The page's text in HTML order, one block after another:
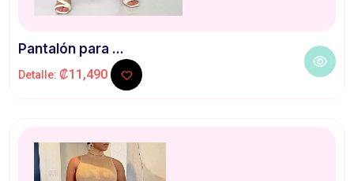
Pantalón para ...
Detalle: ₡11,490